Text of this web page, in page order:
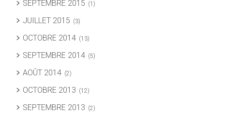
SEPTEMBRE 2015 (1)
JUILLET 2015 (3)
OCTOBRE 2014 (13)
SEPTEMBRE 2014 (5)
AOÛT 2014 (2)
OCTOBRE 2013 (12)
SEPTEMBRE 2013 (2)